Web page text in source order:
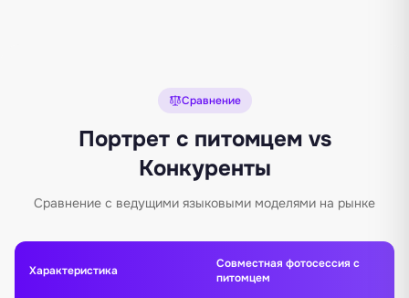
Сравнение
Портрет с питомцем vs
Конкуренты
Сравнение с ведущими языковыми моделями на рынке
Характеристика
Совместная фотосессия с
питомцем